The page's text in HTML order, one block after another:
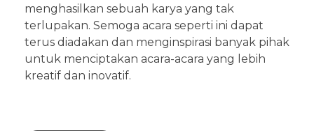
menghasilkan sebuah karya yang tak
terlupakan. Semoga acara seperti ini dapat
terus diadakan dan menginspirasi banyak pihak
untuk menciptakan acara-acara yang lebih
kreatif dan inovatif.